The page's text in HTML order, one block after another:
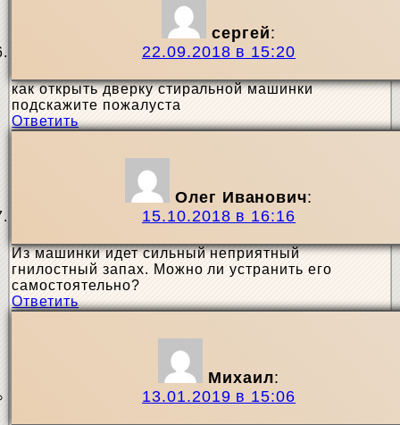
сергей:
22.09.2018 в 15:20
как открыть дверку стиральной машинки
подскажите пожалуста
Ответить
Олег Иванович:
15.10.2018 в 16:16
Из машинки идет сильный неприятный
гнилостный запах. Можно ли устранить его
самостоятельно?
Ответить
Михаил:
13.01.2019 в 15:06